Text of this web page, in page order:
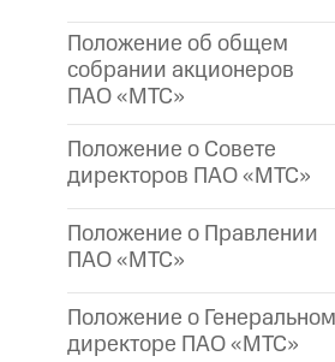
Положение об общем
собрании акционеров
ПАО «МТС»
Положение о Совете
директоров ПАО «МТС»
Положение о Правлении
ПАО «МТС»
Положение о Генеральном
директоре ПАО «МТС»